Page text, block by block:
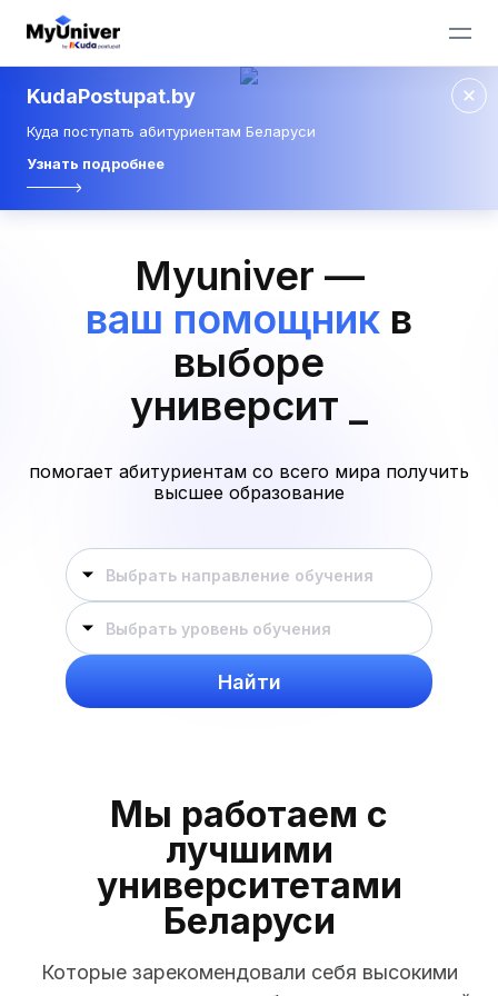
KudaPostupat.by
Куда поступать абитуриентам Беларуси
Узнать подробнее
Myuniver —
ваш помощник в
выборе
университета
помогает абитуриентам со всего мира получить
высшее образование
Выбрать направление обучения
Выбрать уровень обучения
Найти
Мы работаем с
лучшими
университетами
Беларуси
Которые зарекомендовали себя высокими